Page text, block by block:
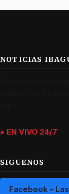
NOTICIAS
● EN VIVO 24/7
SIGUENOS
Facebook -